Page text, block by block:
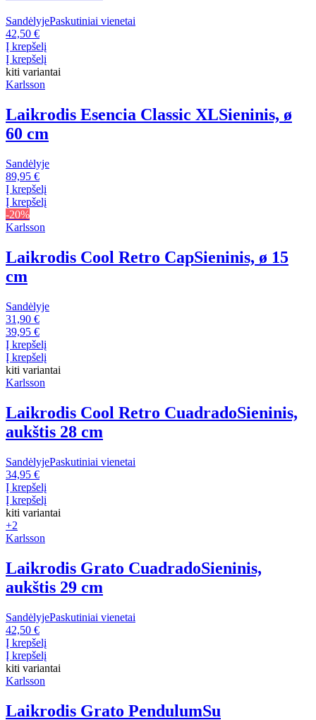
SandėlyjePaskutiniai vienetai
42,50 €
Į krepšelį
Į krepšelį
kiti variantai
Karlsson
Laikrodis Esencia Classic XLSieninis, ø
60 cm
Sandėlyje
89,95 €
Į krepšelį
Į krepšelį
-20%
Karlsson
Laikrodis Cool Retro CapSieninis, ø 15
cm
Sandėlyje
31,90 €
39,95 €
Į krepšelį
Į krepšelį
kiti variantai
Karlsson
Laikrodis Cool Retro CuadradoSieninis,
aukštis 28 cm
SandėlyjePaskutiniai vienetai
34,95 €
Į krepšelį
Į krepšelį
kiti variantai
+2
Karlsson
Laikrodis Grato CuadradoSieninis,
aukštis 29 cm
SandėlyjePaskutiniai vienetai
42,50 €
Į krepšelį
Į krepšelį
kiti variantai
Karlsson
Laikrodis Grato PendulumSu